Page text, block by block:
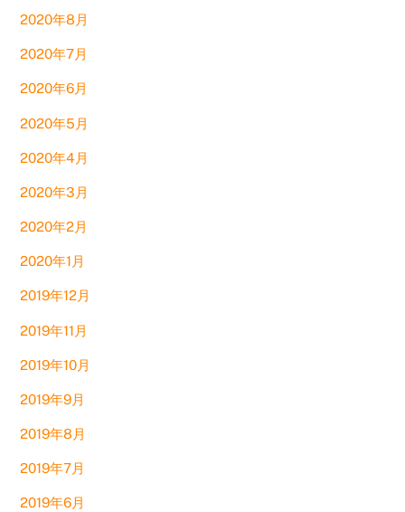
2020年8月
2020年7月
2020年6月
2020年5月
2020年4月
2020年3月
2020年2月
2020年1月
2019年12月
2019年11月
2019年10月
2019年9月
2019年8月
2019年7月
2019年6月